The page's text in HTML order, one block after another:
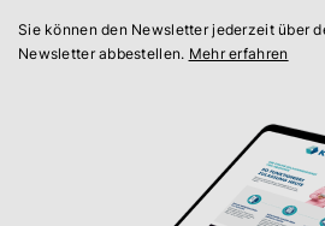
Sie können den Newsletter jederzeit über
Newsletter abbestellen. Mehr erfahren